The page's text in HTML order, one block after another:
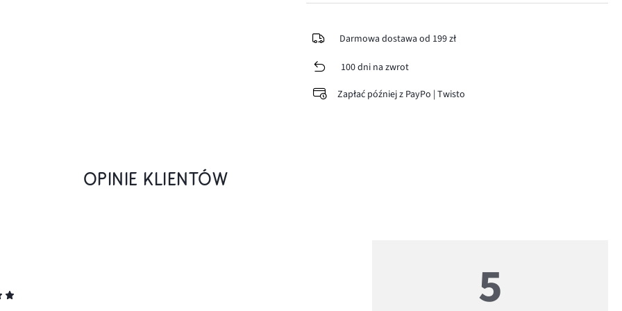
Darmowa dostawa od 199 zł
100 dni na zwrot
Zapłać później z PayPo | Twisto
OPINIE KLIENTÓW
5